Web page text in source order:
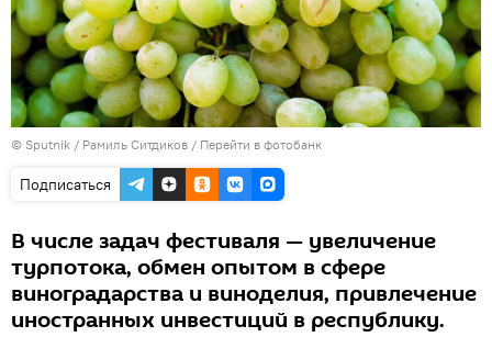
© Sputnik / Рамиль Ситдиков / Перейти в фотобанк
Подписаться
В числе задач фестиваля — увеличение
турпотока, обмен опытом в сфере
виноградарства и виноделия, привлечение
иностранных инвестиций в республику.